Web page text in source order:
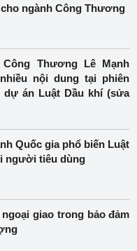
ngành Công Thương
Thương Lê Mạnh
nội dung tại phiên
dự án Luật Dầu khí (sửa
Quốc gia phổ biến Luật
người tiêu dùng
giao trong bảo đảm